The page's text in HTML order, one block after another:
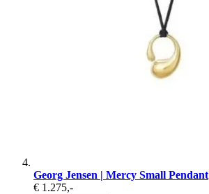
Georg Jensen | Mercy Small Pendant
€ 1.275,-